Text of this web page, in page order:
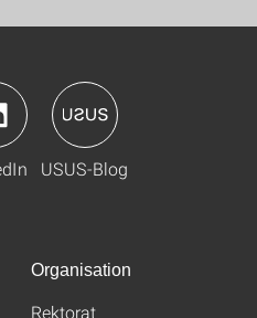
USUS-Blog
Organisation
Rektorat